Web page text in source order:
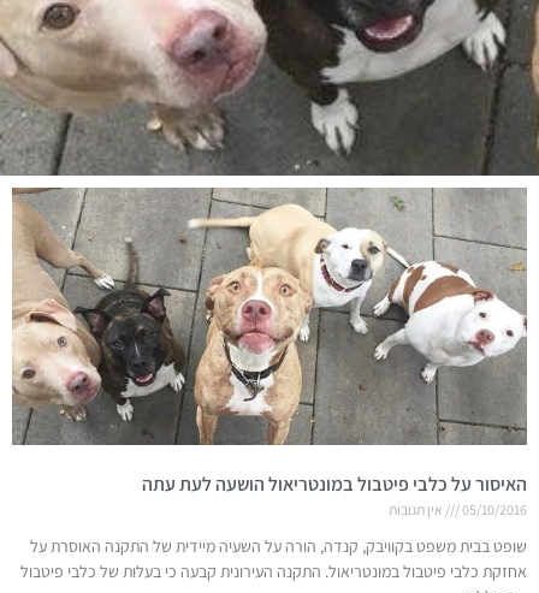
האיסור על כלבי פיטבול במונטריאול הושעה לעת עתה
05/10/2016 אין תגובות
שופט בבית משפט בקוויבק, קנדה, הורה על השעיה מיידית של התקנה האוסרת על
אחזקת כלבי פיטבול במונטריאול. התקנה העירונית קבעה כי בעלות של כלבי פיטבול